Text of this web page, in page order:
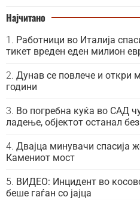
Најчитано
Работници во Италија
тикет вреден еден милион
Дунав се повлече и откри
години
Во погребна куќа во САД
ладење, објектот останал
Двајца минувачи спасија
Камениот мост
ВИДЕО: Инцидент во
беше гаѓан со јајца